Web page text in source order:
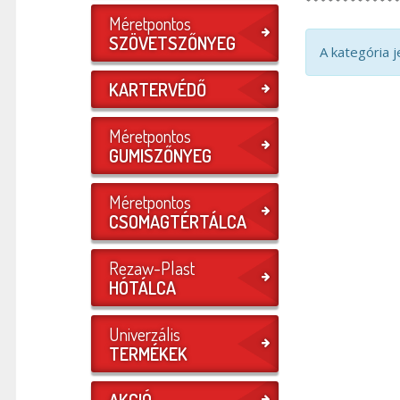
Méretpontos
SZÖVETSZŐNYEG
KARTERVÉDŐ
Méretpontos
GUMISZŐNYEG
Méretpontos
CSOMAGTÉRTÁLCA
Rezaw-Plast
HÓTÁLCA
Univerzális
TERMÉKEK
A kategória